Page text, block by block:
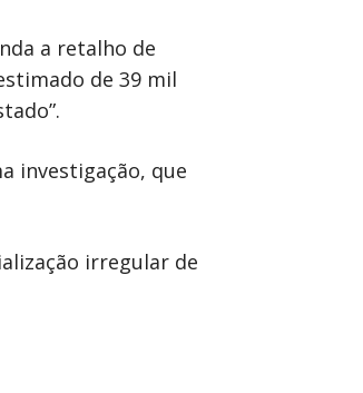
a retalho de
de 39 mil
investigação, que
irregular de